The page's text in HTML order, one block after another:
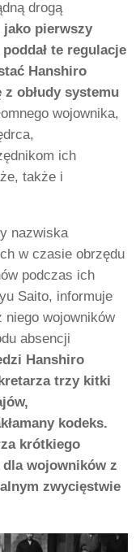
drogą
jako pierwszy
te regulacje
Hanshiro
obłudy systemu
wojownika,
ich
także i
nazwiska
w czasie obrzędu
podczas ich
Saito, informuje
wojowników
absencji
Hanshiro
trzy kitki
kodeks.
krótkiego
wojowników z
zwycięstwie